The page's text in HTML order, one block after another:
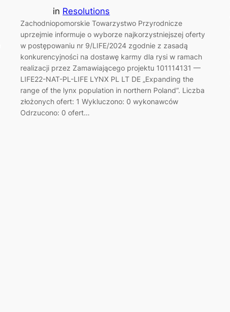
in Resolutions
Zachodniopomorskie Towarzystwo Przyrodnicze
uprzejmie informuje o wyborze najkorzystniejszej oferty
w postępowaniu nr 9/LIFE/2024 zgodnie z zasadą
konkurencyjności na dostawę karmy dla rysi w ramach
realizacji przez Zamawiającego projektu 101114131 —
LIFE22-NAT-PL-LIFE LYNX PL LT DE „Expanding the
range of the lynx population in northern Poland”. Liczba
złożonych ofert: 1 Wykluczono: 0 wykonawców
Odrzucono: 0 ofert…